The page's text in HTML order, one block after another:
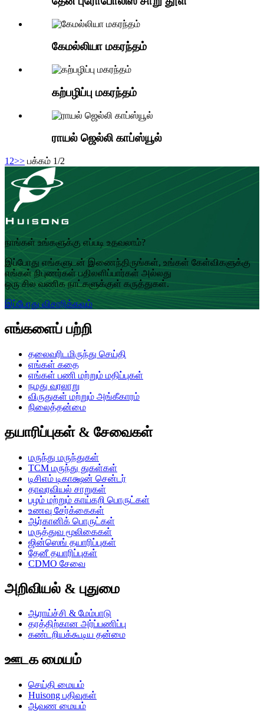
கேமல்லியா மகரந்தம்
கற்பழிப்பு மகரந்தம்
ராயல் ஜெல்லி காப்ஸ்யூல்
1 2>> பக்கம் 1/2
நாங்கள் உங்களுக்கு எப்படி உதவலாம்?
இப்போது எங்களுடன் இணைந்திருங்கள், உங்கள் கேள்விகளுக்கு
எங்கள் நிபுணர்கள் பதிலளிப்பார்கள் அல்லது
ஒரு சில வணிக நாட்களுக்குள் கருத்துகள்.
இப்போது விசாரிக்கவும்
எங்களைப் பற்றி
தலைவரிடமிருந்து செய்தி
எங்கள் கதை
எங்கள் பணி மற்றும் மதிப்புகள்
நமது வரலாறு
விருதுகள் மற்றும் அங்கீகாரம்
நிலைத்தன்மை
தயாரிப்புகள் & சேவைகள்
மருந்து மருந்துகள்
TCM மருந்து துகள்கள்
டிசிஎம் டிகாக்ஷன் சென்டர்
தாவரவியல் சாறுகள்
பழம் மற்றும் காய்கறி பொருட்கள்
உணவு சேர்க்கைகள்
ஆர்கானிக் பொருட்கள்
மருத்துவ மூலிகைகள்
ஜின்ஸெங் தயாரிப்புகள்
தேனீ தயாரிப்புகள்
CDMO சேவை
அறிவியல் & புதுமை
ஆராய்ச்சி & மேம்பாடு
தரத்திற்கான அர்ப்பணிப்பு
கண்டறியக்கூடிய தன்மை
ஊடக மையம்
செய்தி மையம்
Huisong பதிவுகள்
ஆவண மையம்